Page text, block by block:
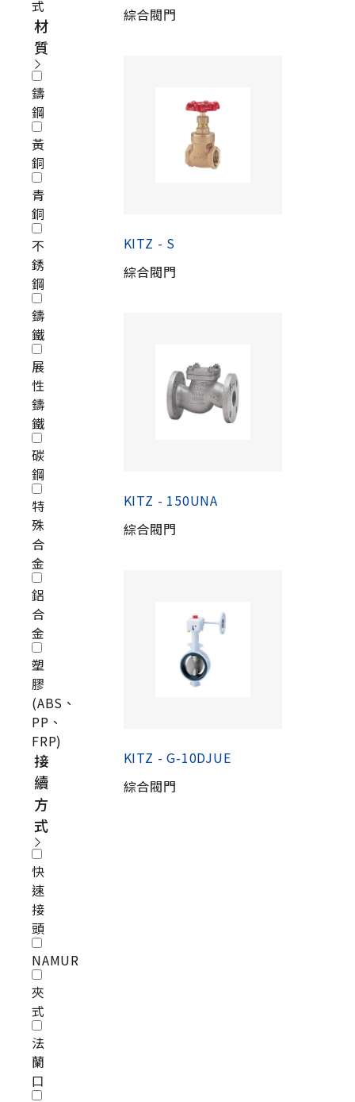
式
材
質
鑄
鋼
黃
銅
青
銅
不
銹
鋼
鑄
鐵
展
性
鑄
鐵
碳
鋼
特
殊
合
金
鋁
合
金
塑
膠
(ABS、
PP、
FRP)
接
續
方
式
快
速
接
頭
NAMUR
夾
式
法
蘭
口
綜合閥門
KITZ - S
綜合閥門
KITZ - 150UNA
綜合閥門
KITZ - G-10DJUE
綜合閥門